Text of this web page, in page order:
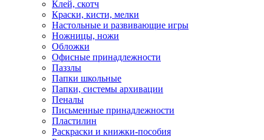
Клей, скотч
Краски, кисти, мелки
Настольные и развивающие игры
Ножницы, ножи
Обложки
Офисные принадлежности
Паззлы
Папки школьные
Папки, системы архивации
Пеналы
Письменные принадлежности
Пластилин
Раскраски и книжки-пособия